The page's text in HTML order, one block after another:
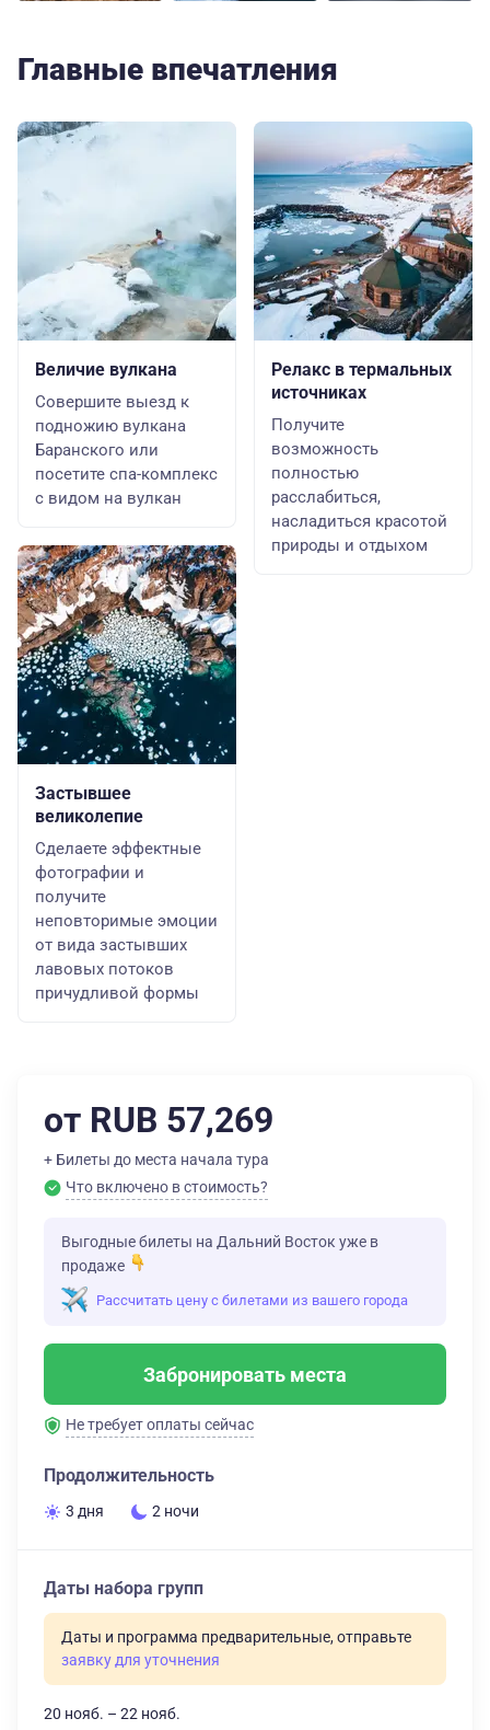
Главные впечатления
Величие вулкана
Совершите выезд к
подножию вулкана
Баранского или
посетите спа-комплекс
с видом на вулкан
Застывшее
великолепие
Сделаете эффектные
фотографии и
получите
неповторимые эмоции
от вида застывших
лавовых потоков
причудливой формы
Релакс в термальных
источниках
Получите
возможность
полностью
расслабиться,
насладиться красотой
природы и отдыхом
от RUB 57,269
+ Билеты до места начала тура
Что включено в стоимость?
Выгодные билеты на Дальний Восток уже в
продаже
Рассчитать цену с билетами из вашего города
Забронировать места
Не требует оплаты сейчас
Продолжительность
3 дня 2 ночи
Даты набора групп
Даты и программа предварительные, отправьте
заявку для уточнения
20 нояб. – 22 нояб.